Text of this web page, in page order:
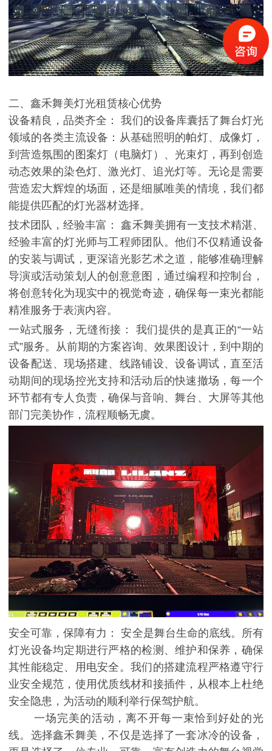
二、鑫禾舞美灯光租赁核心优势
设备精良，品类齐全： 我们的设备库囊括了舞台灯光
领域的各类主流设备：从基础照明的帕灯、成像灯，
到营造氛围的图案灯（电脑灯）、光束灯，再到创造
动态效果的染色灯、激光灯、追光灯等。无论是需要
营造宏大辉煌的场面，还是细腻唯美的情境，我们都
能提供匹配的灯光器材选择。
技术团队，经验丰富： 鑫禾舞美拥有一支技术精湛、
经验丰富的灯光师与工程师团队。他们不仅精通设备
的安装与调试，更深谙光影艺术之道，能够准确理解
导演或活动策划人的创意意图，通过编程和控制台，
将创意转化为现实中的视觉奇迹，确保每一束光都能
精准服务于表演内容。
一站式服务，无缝衔接： 我们提供的是真正的“一站
式”服务。从前期的方案咨询、效果图设计，到中期的
设备配送、现场搭建、线路铺设、设备调试，直至活
动期间的现场控光支持和活动后的快速撤场，每一个
环节都有专人负责，确保与音响、舞台、大屏等其他
部门完美协作，流程顺畅无虞。
安全可靠，保障有力： 安全是舞台生命的底线。所有
灯光设备均定期进行严格的检测、维护和保养，确保
其性能稳定、用电安全。我们的搭建流程严格遵守行
业安全规范，使用优质线材和接插件，从根本上杜绝
安全隐患，为活动的顺利举行保驾护航。
一场完美的活动，离不开每一束恰到好处的光
线。选择鑫禾舞美，不仅是选择了一套冰冷的设备，